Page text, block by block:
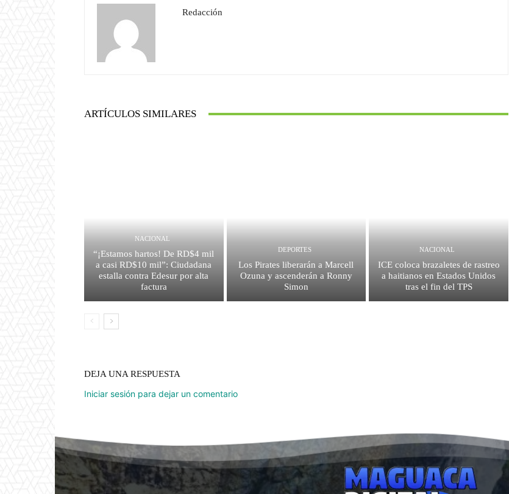
Redacción
ARTÍCULOS SIMILARES
NACIONAL
“¡Estamos hartos! De RD$4 mil
a casi RD$10 mil”: Ciudadana
estalla contra Edesur por alta
factura
DEPORTES
Los Pirates liberarán a Marcell
Ozuna y ascenderán a Ronny
Simon
NACIONAL
ICE coloca brazaletes de rastreo
a haitianos en Estados Unidos
tras el fin del TPS
DEJA UNA RESPUESTA
Iniciar sesión para dejar un comentario